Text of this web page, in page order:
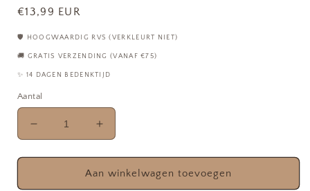
Normale
€13,99 EUR
🛡️ HOOGWAARDIG RVS (VERKLEURT NIET)
🚚 GRATIS VERZENDING (VANAF €75)
✨ 14 DAGEN BEDENKTIJD
Aantal
Aantal
verlagen
voor
Oorbellen
|
Aantal
verhogen
voor
Oorbellen
|
Aan winkelwagen toevoegen